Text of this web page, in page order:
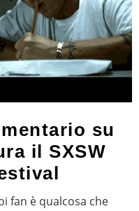
su
il SXSW
fan è qualcosa che